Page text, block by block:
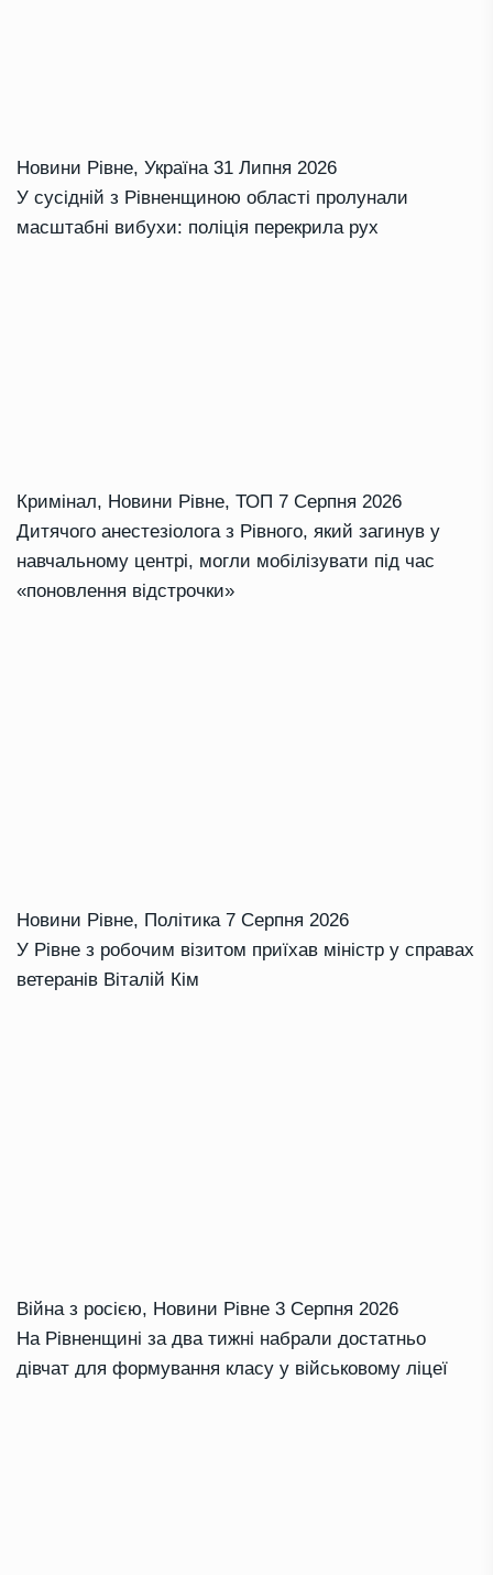
Новини Рівне, Україна 31 Липня 2026
У сусідній з Рівненщиною області пролунали
масштабні вибухи: поліція перекрила рух
Кримінал, Новини Рівне, ТОП 7 Серпня 2026
Дитячого анестезіолога з Рівного, який загинув у
навчальному центрі, могли мобілізувати під час
«поновлення відстрочки»
Новини Рівне, Політика 7 Серпня 2026
У Рівне з робочим візитом приїхав міністр у справах
ветеранів Віталій Кім
Війна з росією, Новини Рівне 3 Серпня 2026
На Рівненщині за два тижні набрали достатньо
дівчат для формування класу у військовому ліцеї